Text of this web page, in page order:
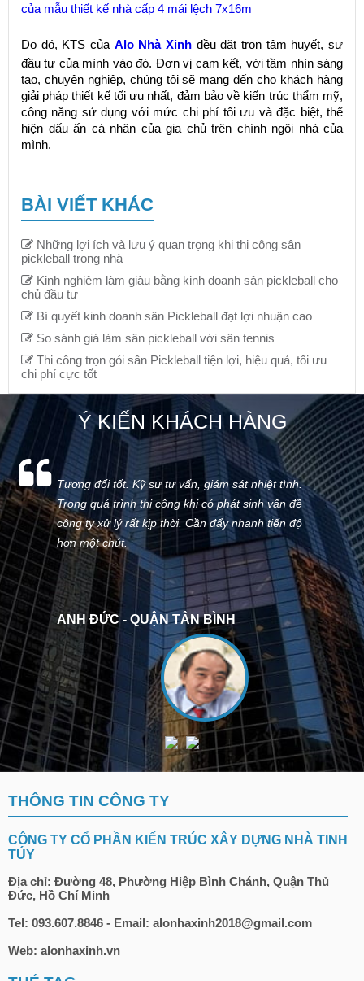
của mẫu thiết kế nhà cấp 4 mái lệch 7x16m
Do đó, KTS của Alo Nhà Xinh đều đặt trọn tâm huyết, sự
đầu tư của mình vào đó. Đơn vị cam kết, với tầm nhìn sáng
tạo, chuyên nghiệp, chúng tôi sẽ mang đến cho khách hàng
giải pháp thiết kế tối ưu nhất, đảm bảo về kiến trúc thẩm mỹ,
công năng sử dụng với mức chi phí tối ưu và đặc biệt, thể
hiện dấu ấn cá nhân của gia chủ trên chính ngôi nhà của
mình.
BÀI VIẾT KHÁC
Những lợi ích và lưu ý quan trọng khi thi công sân
pickleball trong nhà
Kinh nghiệm làm giàu bằng kinh doanh sân pickleball cho
chủ đầu tư
Bí quyết kinh doanh sân Pickleball đạt lợi nhuận cao
So sánh giá làm sân pickleball với sân tennis
Thi công trọn gói sân Pickleball tiện lợi, hiệu quả, tối ưu
chi phí cực tốt
Ý KIẾN KHÁCH HÀNG
Tương đối tốt. Kỹ sư tư vấn, giám sát nhiệt tình.
Trong quá trình thi công khi có phát sinh vấn đề
công ty xử lý rất kịp thời. Cần đẩy nhanh tiến độ
hơn một chút.
ANH ĐỨC - QUẬN TÂN BÌNH
THÔNG TIN CÔNG TY
CÔNG TY CỔ PHẦN KIẾN TRÚC XÂY DỰNG NHÀ TINH
TÚY
Địa chỉ: Đường 48, Phường Hiệp Bình Chánh, Quận Thủ
Đức, Hồ Chí Minh
Tel: 093.607.8846 - Email: alonhaxinh2018@gmail.com
Web: alonhaxinh.vn